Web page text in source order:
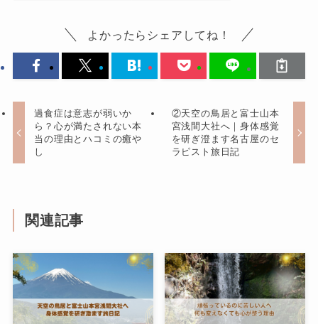
よかったらシェアしてね！
過食症は意志が弱いか
ら？心が満たされない本
当の理由とハコミの癒や
し
②天空の鳥居と富士山本
宮浅間大社へ｜身体感覚
を研ぎ澄ます名古屋のセ
ラピスト旅日記
関連記事